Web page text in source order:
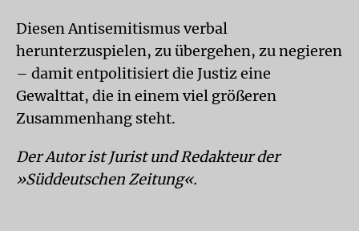
Diesen Antisemitismus verbal
herunterzuspielen, zu übergehen, zu negieren
– damit entpolitisiert die Justiz eine
Gewalttat, die in einem viel größeren
Zusammenhang steht.
Der Autor ist Jurist und Redakteur der
»Süddeutschen Zeitung«.